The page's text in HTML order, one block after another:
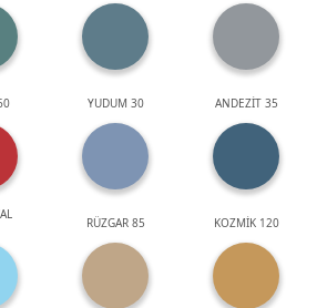
YUDUM 30 ANDEZİT 35
RÜZGAR 85 KOZMİK 120